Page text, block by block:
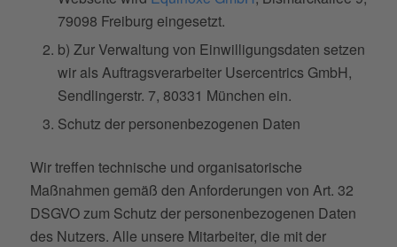
79098 Freiburg eingesetzt.
b) Zur Verwaltung von Einwilligungsdaten setzen
wir als Auftragsverarbeiter Usercentrics GmbH,
Sendlingerstr. 7, 80331 München ein.
Schutz der personenbezogenen Daten
Wir treffen technische und organisatorische
Maßnahmen gemäß den Anforderungen von Art. 32
DSGVO zum Schutz der personenbezogenen Daten
des Nutzers. Alle unsere Mitarbeiter, die mit der